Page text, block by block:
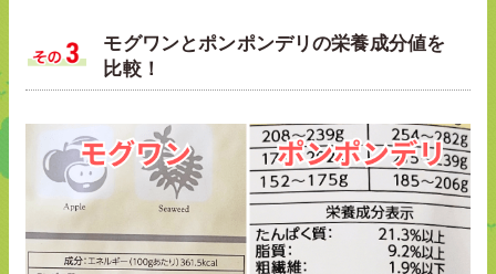
モグワンとポンポンデリの栄養成分値を
比較！